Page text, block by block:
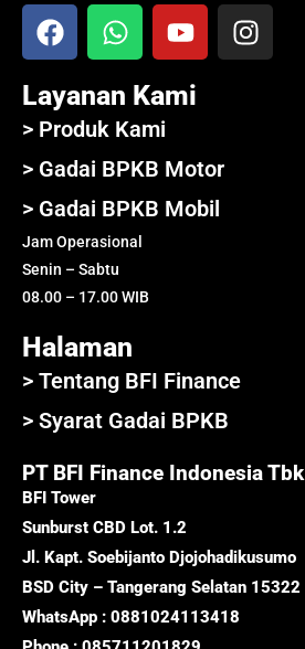
Layanan Kami
> Produk Kami
> Gadai BPKB Motor
> Gadai BPKB Mobil
Jam Operasional
Senin – Sabtu
08.00 – 17.00 WIB
Halaman
> Tentang BFI Finance
> Syarat Gadai BPKB
PT BFI Finance Indonesia Tbk
BFI Tower
Sunburst CBD Lot. 1.2
Jl. Kapt. Soebijanto Djojohadikusumo
BSD City – Tangerang Selatan 15322
WhatsApp : 0881024113418